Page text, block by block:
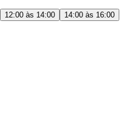
12:00 às 14:00
14:00 às 16:00